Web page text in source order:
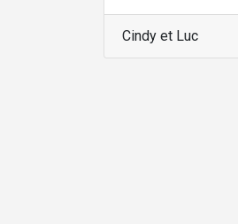
Cindy et Luc